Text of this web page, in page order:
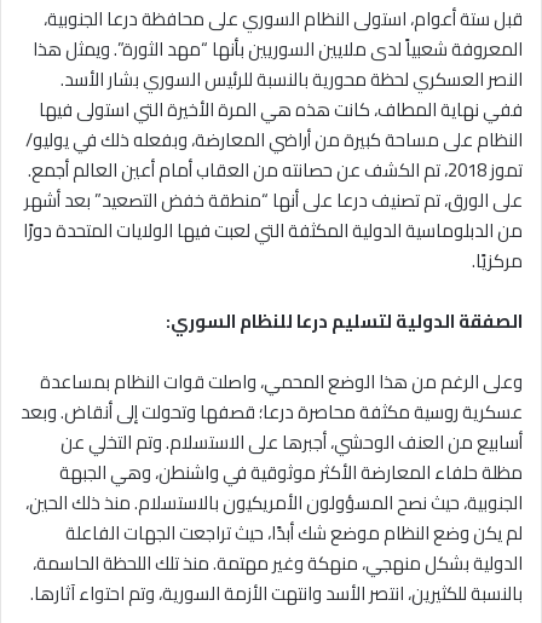
قبل ستة أعوام، استولى النظام السوري على محافظة درعا الجنوبية،
المعروفة شعبياً لدى ملايين السوريين بأنها “مهد الثورة”. ويمثل هذا
النصر العسكري لحظة محورية بالنسبة للرئيس السوري بشار الأسد.
ففي نهاية المطاف، كانت هذه هي المرة الأخيرة التي استولى فيها
النظام على مساحة كبيرة من أراضي المعارضة، وبفعله ذلك في يوليو/
تموز 2018، تم الكشف عن حصانته من العقاب أمام أعين العالم أجمع.
على الورق، تم تصنيف درعا على أنها “منطقة خفض التصعيد” بعد أشهر
من الدبلوماسية الدولية المكثفة التي لعبت فيها الولايات المتحدة دورًا
مركزيًا.
الصفقة الدولية لتسليم درعا للنظام السوري:
وعلى الرغم من هذا الوضع المحمي، واصلت قوات النظام بمساعدة
عسكرية روسية مكثفة محاصرة درعا؛ قصفها وتحولت إلى أنقاض. وبعد
أسابيع من العنف الوحشي، أجبرها على الاستسلام. وتم التخلي عن
مظلة حلفاء المعارضة الأكثر موثوقية في واشنطن، وهي الجبهة
الجنوبية، حيث نصح المسؤولون الأمريكيون بالاستسلام. منذ ذلك الحين،
لم يكن وضع النظام موضع شك أبدًا، حيث تراجعت الجهات الفاعلة
الدولية بشكل منهجي، منهكة وغير مهتمة. منذ تلك اللحظة الحاسمة،
بالنسبة للكثيرين، انتصر الأسد وانتهت الأزمة السورية، وتم احتواء آثارها.